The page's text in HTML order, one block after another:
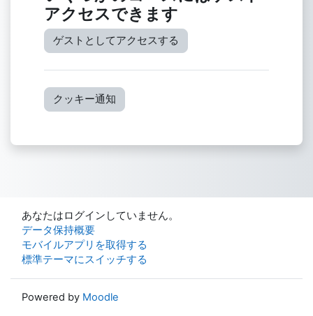
アクセスできます
ゲストとしてアクセスする
クッキー通知
あなたはログインしていません。
データ保持概要
モバイルアプリを取得する
標準テーマにスイッチする
Powered by Moodle